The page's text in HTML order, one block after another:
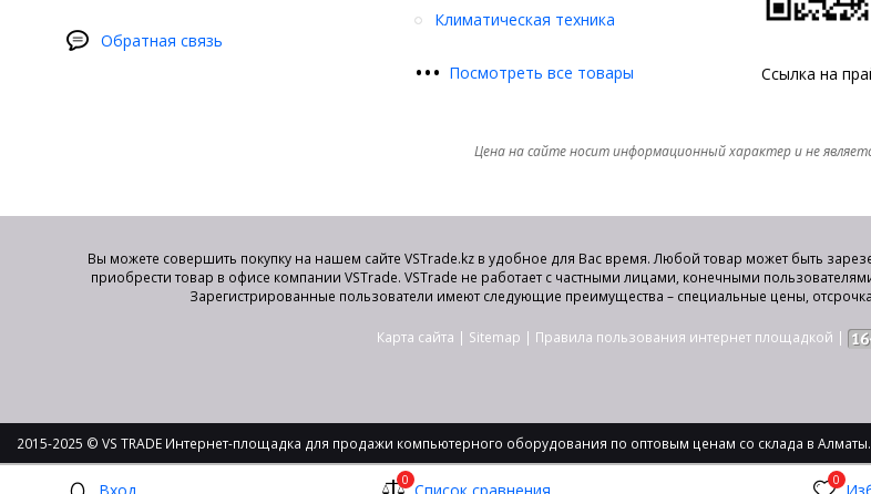
0 0
Обратная связь
Климатическая техника
••• Посмотреть все товары Ссылка на
Цена на сайте носит информационный характер и не
Вы можете совершить покупку на нашем сайте VSTrade.kz в удобное для Вас время. Любой товар может быть
приобрести товар в офисе компании VSTrade. VSTrade не работает с частными лицами, конечными
Зарегистрированные пользователи имеют следующие преимущества – специальные цены,
Карта сайта | Sitemap | Правила пользования интернет площадкой |
2015-2025 © VS TRADE Интернет-площадка для продажи компьютерного оборудования по оптовым ценам со склада в Алматы.